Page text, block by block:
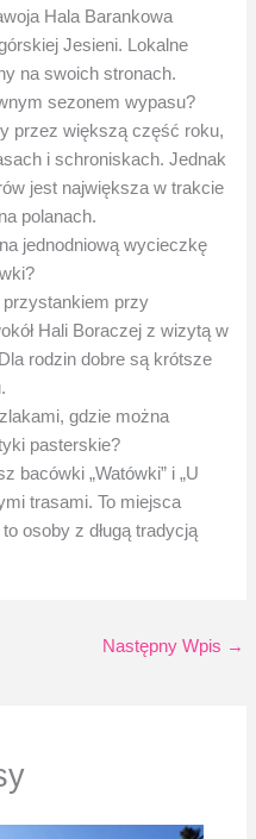
Hala Barankowa
Jesieni. Lokalne
na swoich stronach.
sezonem wypasu?
przez większą część roku,
i schroniskach. Jednak
jest największa w trakcie
polanach.
jednodniową wycieczkę
przystankiem przy
Hali Boraczej z wizytą w
rodzin dobre są krótsze
gdzie można
pasterskie?
bacówki „Watówki” i „U
trasami. To miejsca
osoby z długą tradycją
Następny Wpis →